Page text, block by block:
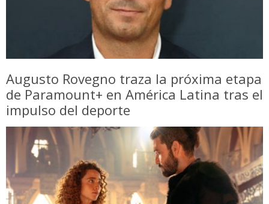
Augusto Rovegno traza la próxima etapa
de Paramount+ en América Latina tras el
impulso del deporte